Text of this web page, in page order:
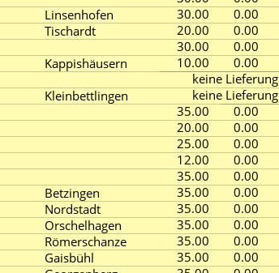
Linsenhofen 30.00 0.00
Tischardt 20.00 0.00
30.00 0.00
Kappishäusern 10.00 0.00
keine Lieferung
Kleinbettlingen
keine Lieferung
35.00 0.00
20.00 0.00
25.00 0.00
12.00 0.00
35.00 0.00
Betzingen 35.00 0.00
Nordstadt 35.00 0.00
Orschelhagen 35.00 0.00
Römerschanze 35.00 0.00
Gaisbühl 35.00 0.00